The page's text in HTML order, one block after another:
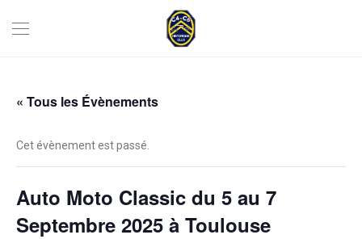
« Tous les Évènements
Cet évènement est passé.
Auto Moto Classic du 5 au 7
Septembre 2025 à Toulouse